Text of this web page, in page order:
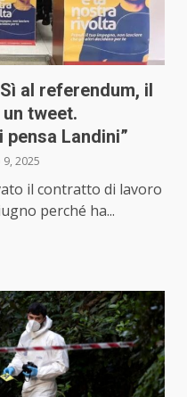
al referendum, il
tweet.
Landini”
9, 2025
il contratto di lavoro
perché ha...